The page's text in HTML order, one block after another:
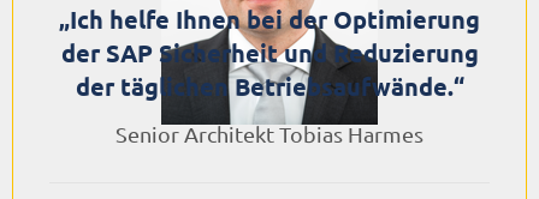
„Ich helfe Ihnen bei der Optimierung
der SAP Sicherheit und Reduzierung
der täglichen Betriebsaufwände.“
Senior Architekt Tobias Harmes